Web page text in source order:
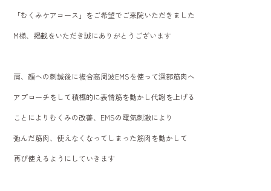
「むくみケアコース」をご希望でご来院いただきました
M様、掲載をいただき誠にありがとうございます
肩、顔への刺鍼後に複合高周波EMSを使って深部筋肉へ
アプローチをして積極的に表情筋を動かし代謝を上げる
ことによりむくみの改善、EMSの電気刺激により
弛んだ筋肉、使えなくなってしまった筋肉を動かして
再び使えるようにしていきます